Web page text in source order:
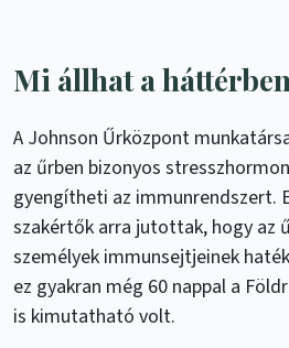
Mi állhat a
A Johnson Űrközpont
az űrben bizonyos
gyengítheti az immunrendszert.
szakértők arra jutottak, hogy az
személyek immunsejtjeinek
ez gyakran még 60 nappal a
is kimutatható volt.